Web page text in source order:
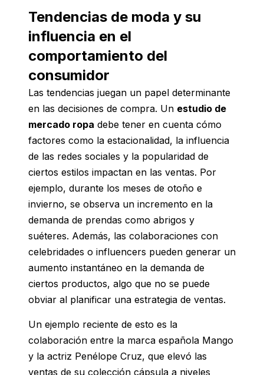
Tendencias de moda y su
influencia en el
comportamiento del
consumidor
Las tendencias juegan un papel determinante
en las decisiones de compra. Un estudio de
mercado ropa debe tener en cuenta cómo
factores como la estacionalidad, la influencia
de las redes sociales y la popularidad de
ciertos estilos impactan en las ventas. Por
ejemplo, durante los meses de otoño e
invierno, se observa un incremento en la
demanda de prendas como abrigos y
suéteres. Además, las colaboraciones con
celebridades o influencers pueden generar un
aumento instantáneo en la demanda de
ciertos productos, algo que no se puede
obviar al planificar una estrategia de ventas.
Un ejemplo reciente de esto es la
colaboración entre la marca española Mango
y la actriz Penélope Cruz, que elevó las
ventas de su colección cápsula a niveles